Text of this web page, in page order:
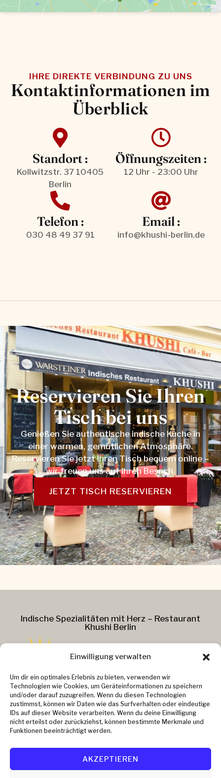
Einwilligung verwalten
Um dir ein optimales Erlebnis zu bieten, verwenden wir
Technologien wie Cookies, um Geräteinformationen zu speichern
und/oder darauf zuzugreifen. Wenn du diesen Technologien
zustimmst, können wir Daten wie das Surfverhalten oder eindeutige
IDs auf dieser Website verarbeiten. Wenn du deine Einwilligung
nicht erteilst oder zurückziehst, können bestimmte Merkmale und
Funktionen beeinträchtigt werden.
AKZEPTIEREN
IHRE DIREKTE VERBINDUNG ZU UNS
Kontaktinformationen im
Überblick
Standort :
Kollwitzstr. 37 10405
Berlin
Öffnungszeiten :
12 Uhr - 23:00 Uhr
Telefon :
030 48 49 37 91
Email :
info@khushi-berlin.de
Reservieren Sie Ihren
Tisch bei uns
Genießen Sie authentische indische Küche in
einer warmen, gemütlichen Atmosphäre.
Reservieren Sie jetzt Ihren Tisch bequem online –
wir freuen uns auf Ihren Besuch.
JETZT TISCH RESERVIEREN
Indische Spezialitäten mit Herz – Restaurant
Khushi Berlin
Addresse :
Kollwitzstr. 37
10405 Berlin
Kontakt :
Email: info@khushi-berlin.de